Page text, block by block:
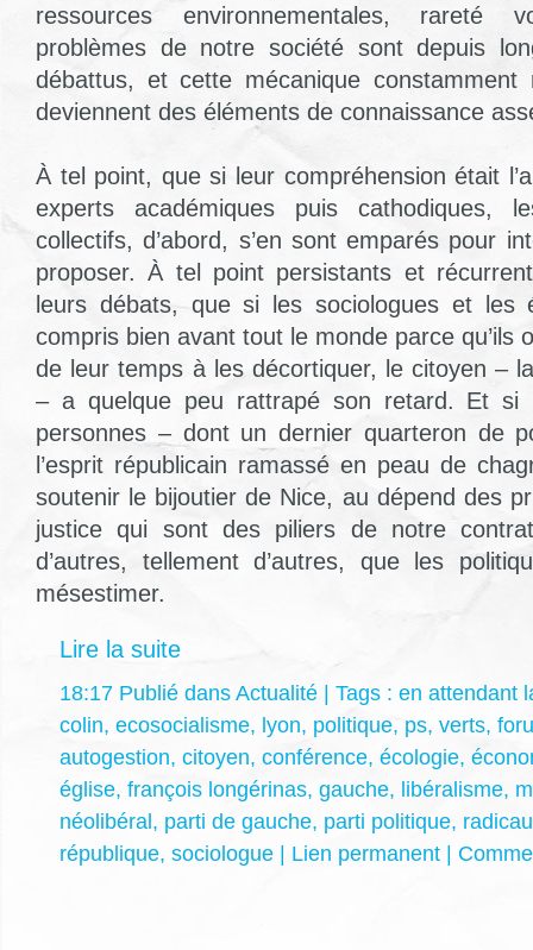
ressources environnementales, rareté
problèmes de notre société sont depuis
débattus, et cette mécanique constamment
deviennent des éléments de connaissance
À tel point, que si leur compréhension était
experts académiques puis cathodiques,
collectifs, d’abord, s’en sont emparés pour
proposer. À tel point persistants et
leurs débats, que si les sociologues et les
compris bien avant tout le monde parce qu’ils
de leur temps à les décortiquer, le citoyen –
– a quelque peu rattrapé son retard. Et si
personnes – dont un dernier quarteron de
l’esprit républicain ramassé en peau de
soutenir le bijoutier de Nice, au dépend des
justice qui sont des piliers de notre
d’autres, tellement d’autres, que les
mésestimer.
Lire la suite
18:17 Publié dans Actualité | Tags : en attendant
colin, ecosocialisme, lyon, politique, ps, verts,
autogestion, citoyen, conférence, écologie,
église, françois longérinas, gauche, libéralisme,
néolibéral, parti de gauche, parti politique,
république, sociologue | Lien permanent |